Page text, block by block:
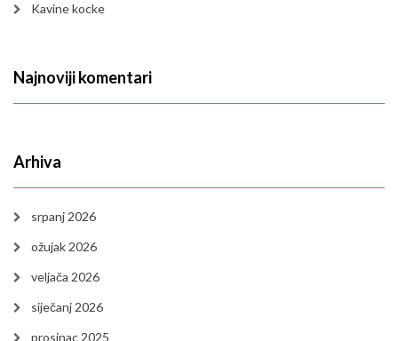
Kavine kocke
Najnoviji komentari
Arhiva
srpanj 2026
ožujak 2026
veljača 2026
siječanj 2026
prosinac 2025